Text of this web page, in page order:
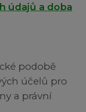
údajů a doba
podobě
účelů pro
a právní